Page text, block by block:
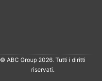
© ABC Group 2026. Tutti i diritti
riservati.